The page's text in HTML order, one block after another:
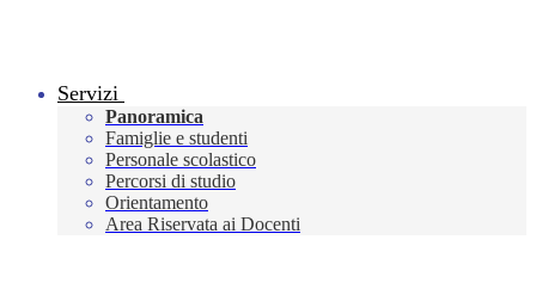
Servizi
Panoramica
Famiglie e studenti
Personale scolastico
Percorsi di studio
Orientamento
Area Riservata ai Docenti